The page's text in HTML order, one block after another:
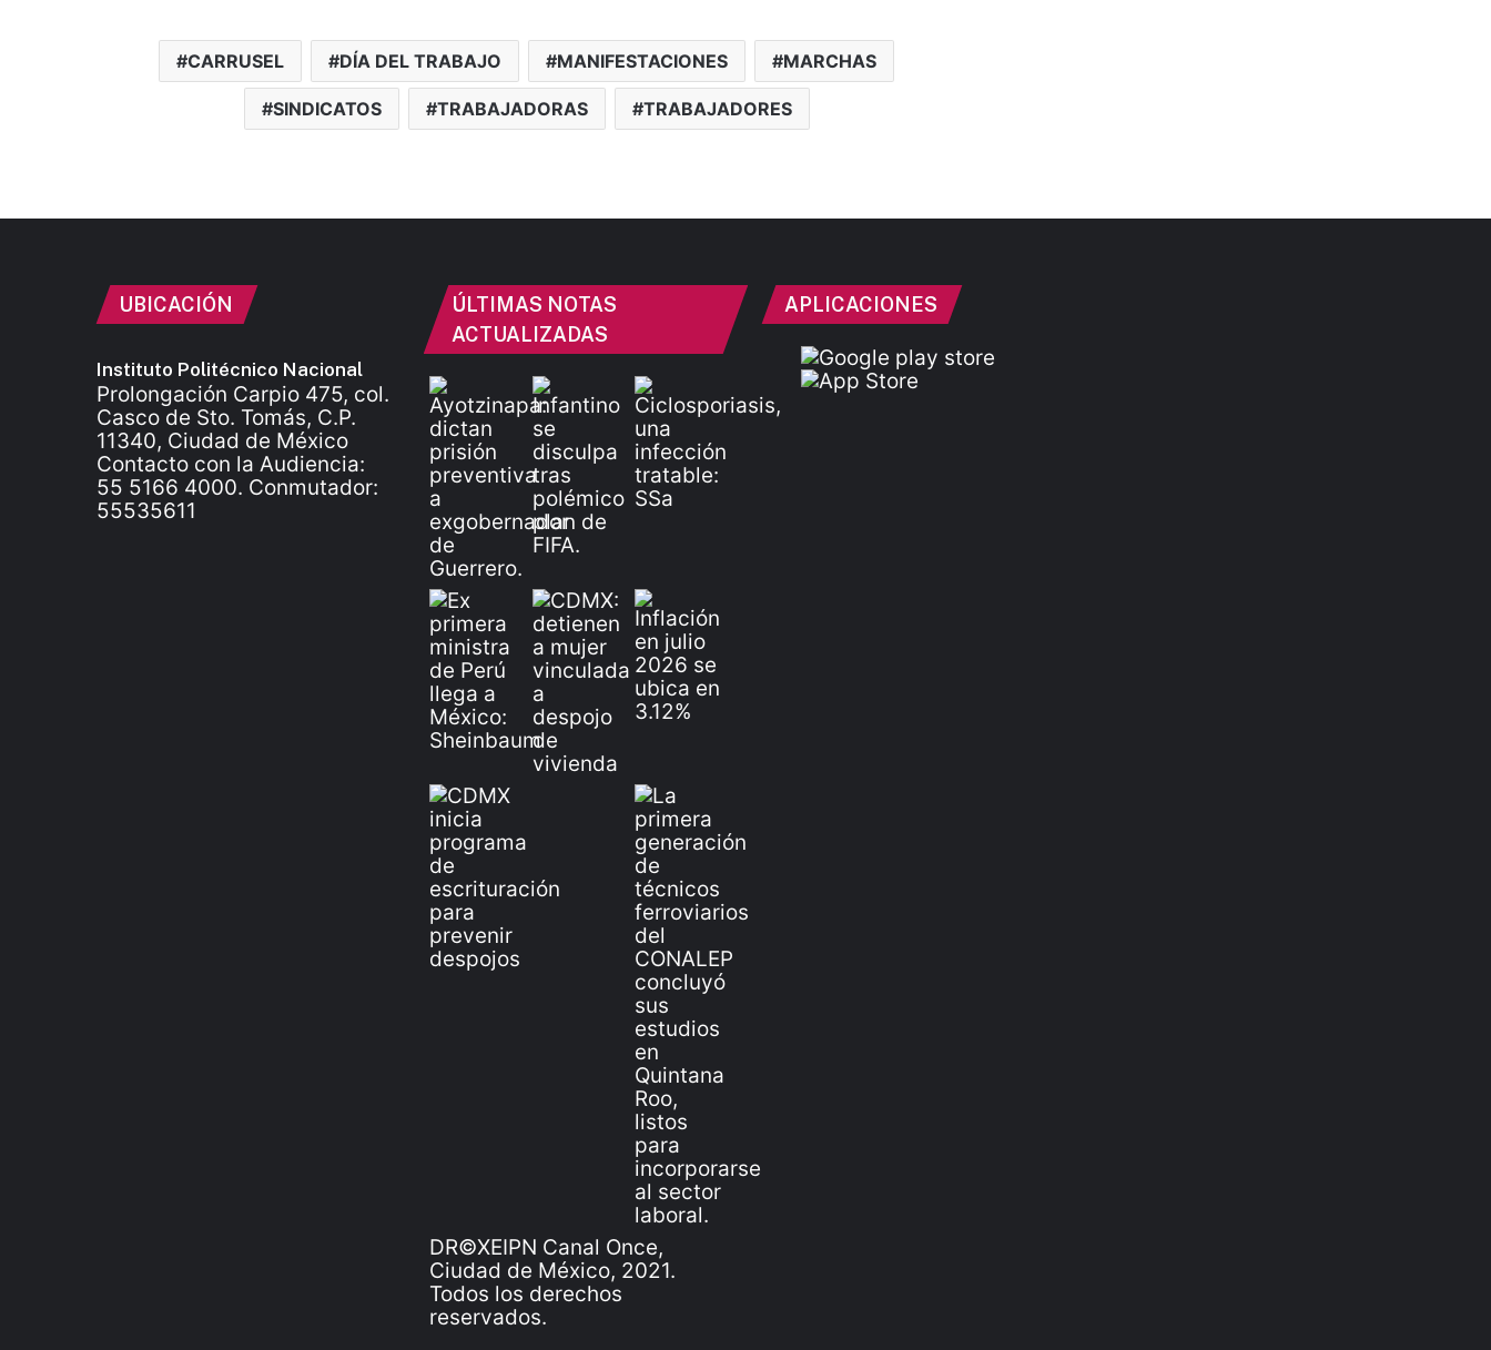
CARRUSEL DÍA DEL TRABAJO MANIFESTACIONES MARCHAS
SINDICATOS TRABAJADORAS TRABAJADORES
UBICACIÓN
Instituto Politécnico Nacional
Prolongación Carpio 475, col.
Casco de Sto. Tomás, C.P.
11340, Ciudad de México
Contacto con la Audiencia:
55 5166 4000. Conmutador:
55535611
ÚLTIMAS NOTAS
ACTUALIZADAS
DR©XEIPN Canal Once,
Ciudad de México, 2021.
Todos los derechos
reservados.
APLICACIONES